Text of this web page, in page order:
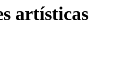
artísticas